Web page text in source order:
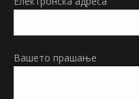
Вашето прашање